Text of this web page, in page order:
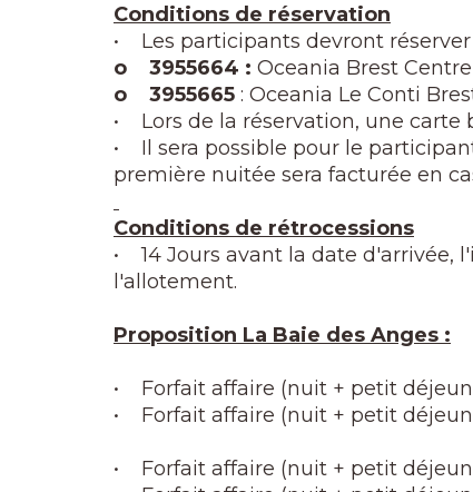
Conditions de réservation
• Les participants devront
o 3955664 : Oceania Brest Centre
o 3955665 : Oceania Le Conti
• Lors de la réservation, une carte
• Il sera possible pour le
première nuitée sera facturée en
Conditions de rétrocessions
• 14 Jours avant la date d'arrivée,
l'allotement.
Proposition La Baie des Anges :
• Forfait affaire (nuit + petit
• Forfait affaire (nuit + petit
• Forfait affaire (nuit + petit